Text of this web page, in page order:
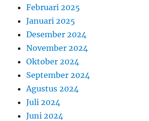
Februari 2025
Januari 2025
Desember 2024
November 2024
Oktober 2024
September 2024
Agustus 2024
Juli 2024
Juni 2024